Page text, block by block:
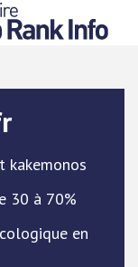
kakemonos
30 à 70%
en